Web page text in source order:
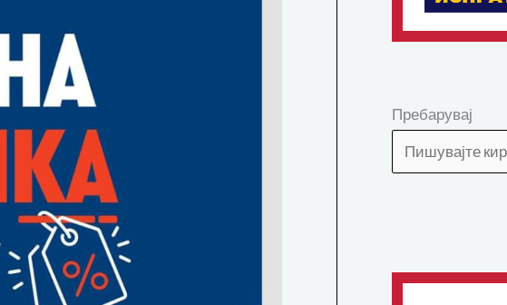
Пребарувај